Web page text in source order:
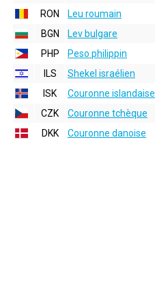
RON
Leu roumain
BGN
Lev bulgare
PHP
Peso philippin
ILS
Shekel israélien
ISK
Couronne islandaise
CZK
Couronne tchèque
DKK
Couronne danoise